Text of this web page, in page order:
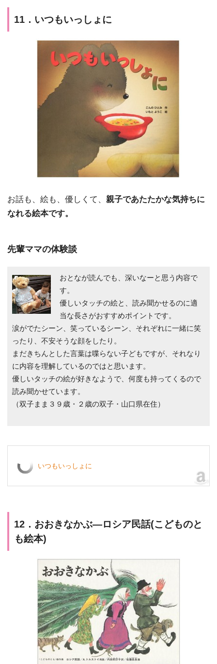
11．いつもいっしょに
お話も、絵も、優しくて、 親子であたたかな気持ちに
なれる絵本です。
先輩ママの体験談
おとなが読んでも、深いなーと思う内容で
す。
優しいタッチの絵と、読み聞かせるのに適
当な長さがおすすめポイントです。
涙がでたシーン、笑っているシーン、それぞれに一緒に笑
ったり、不安そうな顔をしたり。
まだきちんとした言葉は喋らない子どもですが、それなり
に内容を理解しているのではと思います。
優しいタッチの絵が好きなようで、何度も持ってくるので
読み聞かせています。
（双子まま３９歳・２歳の双子・山口県在住）
いつもいっしょに
12．おおきなかぶ―ロシア民話(こどものと
も絵本)